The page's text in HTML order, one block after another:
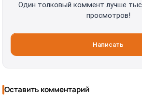
Один толковый коммент лучше
просмотров!
Написать
Оставить комментарий